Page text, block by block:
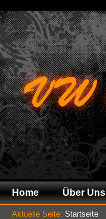
Home Über Uns
Aktuelle Seite: Startseite